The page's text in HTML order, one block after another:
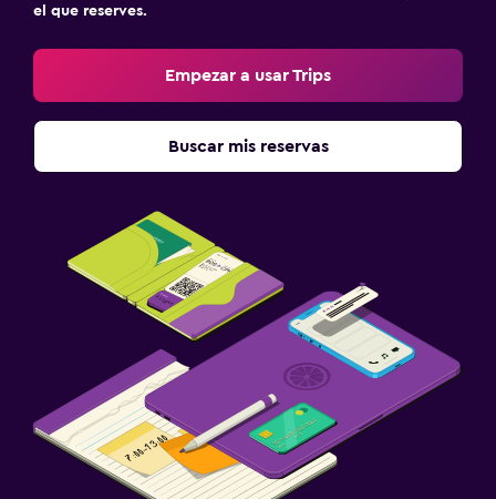
el que reserves.
Empezar a usar Trips
Buscar mis reservas